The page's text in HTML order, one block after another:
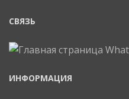
СВЯЗЬ
ИНФОРМАЦИЯ